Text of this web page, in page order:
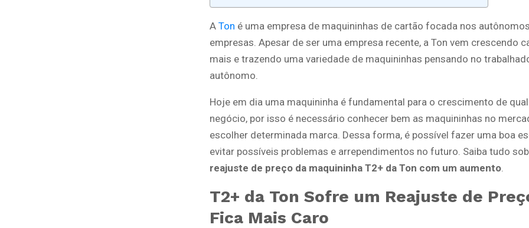
A Ton é uma empresa de maquininhas de cartão focada nos
empresas. Apesar de ser uma empresa recente, a Ton vem crescendo
mais e trazendo uma variedade de maquininhas pensando no
autônomo.
Hoje em dia uma maquininha é fundamental para o crescimento de
negócio, por isso é necessário conhecer bem as maquininhas no
escolher determinada marca. Dessa forma, é possível fazer uma boa
evitar possíveis problemas e arrependimentos no futuro. Saiba tudo
reajuste de preço da maquininha T2+ da Ton com um aumento
T2+ da Ton Sofre um Reajuste de
Fica Mais Caro